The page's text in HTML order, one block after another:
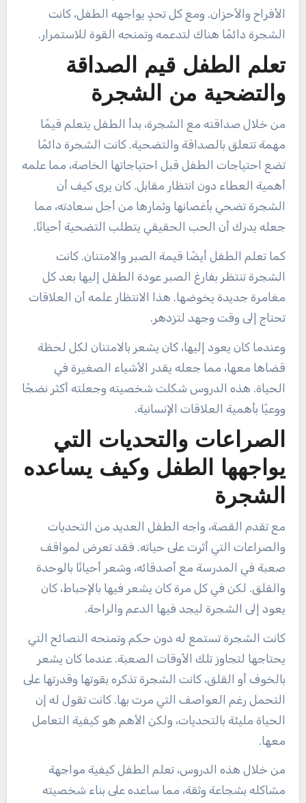
الأفراح والأحزان. ومع كل تحدٍ يواجهه الطفل، كانت
الشجرة دائمًا هناك لتدعمه وتمنحه القوة للاستمرار.
تعلم الطفل قيم الصداقة
والتضحية من الشجرة
من خلال صداقته مع الشجرة، بدأ الطفل يتعلم قيمًا
مهمة تتعلق بالصداقة والتضحية. كانت الشجرة دائمًا
تضع احتياجات الطفل قبل احتياجاتها الخاصة، مما علمه
أهمية العطاء دون انتظار مقابل. كان يرى كيف أن
الشجرة تضحي بأغصانها وثمارها من أجل سعادته، مما
جعله يدرك أن الحب الحقيقي يتطلب التضحية أحيانًا.
كما تعلم الطفل أيضًا قيمة الصبر والامتنان. كانت
الشجرة تنتظر بفارغ الصبر عودة الطفل إليها بعد كل
مغامرة جديدة يخوضها. هذا الانتظار علمه أن العلاقات
تحتاج إلى وقت وجهد لتزدهر.
وعندما كان يعود إليها، كان يشعر بالامتنان لكل لحظة
قضاها معها، مما جعله يقدر الأشياء الصغيرة في
الحياة. هذه الدروس شكلت شخصيته وجعلته أكثر نضجًا
ووعيًا بأهمية العلاقات الإنسانية.
الصراعات والتحديات التي
يواجهها الطفل وكيف يساعده
الشجرة
مع تقدم القصة، واجه الطفل العديد من التحديات
والصراعات التي أثرت على حياته. فقد تعرض لمواقف
صعبة في المدرسة مع أصدقائه، وشعر أحيانًا بالوحدة
والقلق. لكن في كل مرة كان يشعر فيها بالإحباط، كان
يعود إلى الشجرة ليجد فيها الدعم والراحة.
كانت الشجرة تستمع له دون حكم وتمنحه النصائح التي
يحتاجها لتجاوز تلك الأوقات الصعبة. عندما كان يشعر
بالخوف أو القلق، كانت الشجرة تذكره بقوتها وقدرتها على
التحمل رغم العواصف التي مرت بها. كانت تقول له إن
الحياة مليئة بالتحديات، ولكن الأهم هو كيفية التعامل
معها.
من خلال هذه الدروس، تعلم الطفل كيفية مواجهة
مشاكله بشجاعة وثقة، مما ساعده على بناء شخصيته